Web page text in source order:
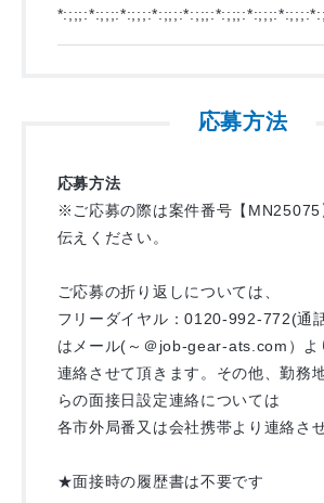
応募方法
応募方法
※ご応募の際は案件番号【MN25075
伝えください。
ご応募の折り返しについては、
フリーダイヤル：0120-992-772(通
はメール(～＠job-gear-ats.com）よ
連絡させて頂きます。その他、勤務
らの面接日設定連絡については
各市外局番又は会社携帯より連絡さ
★面接時の履歴書は不要です